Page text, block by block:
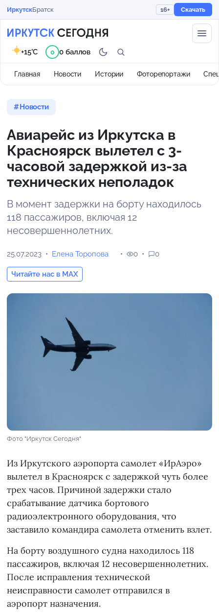
ИркутскБратск 16+ Скачать
Главная Новости Истории Фоторепортажи
+15°C 0 0 баллов
Новости
Авиарейс из Иркутска в
Красноярск вылетел с 3-
часовой задержкой из-за
технических неполадок
В момент задержки на борту находилось
118 пассажиров, включая 12
несовершеннолетних.
25.07.2023 Елена Торопова
Читайте нас в MAX
0 0
Фото "Иркутск Сегодня"
Из Иркутского аэропорта самолет «ИрАэро»
вылетел в Красноярск с задержкой чуть более
трех часов. Причиной задержки стало
срабатывание датчика бортового
радиоэлектронного оборудования, что
заставило командира самолета отменить взлет.
На борту воздушного судна находилось 118
пассажиров, включая 12 несовершеннолетних.
После исправления технической
неисправности самолет отправился в
аэропорт назначения.